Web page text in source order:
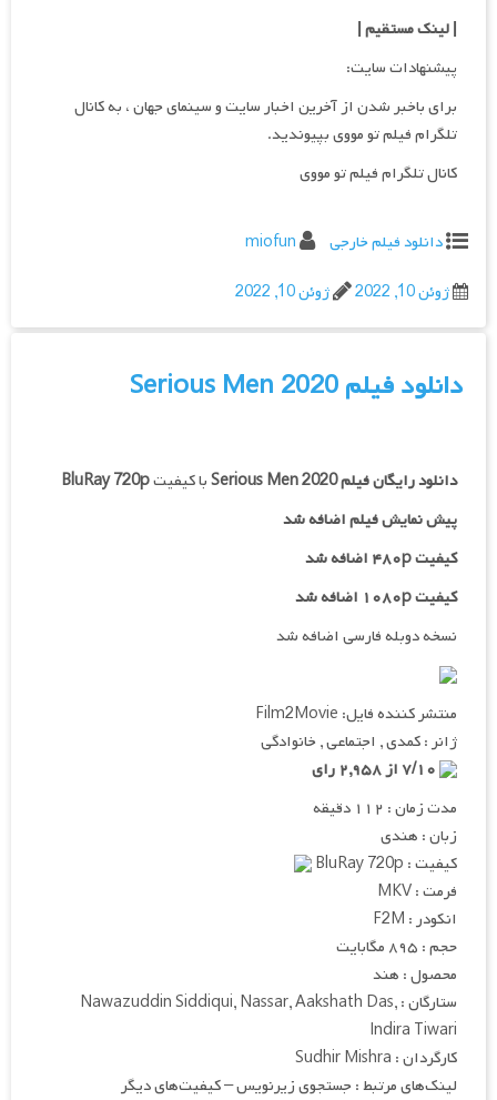
| لینک مستقیم|
پیشنهادات سایت:
برای باخبر شدن از آخرین اخبار سایت و سینمای جهان ، به کانال
تلگرام فیلم تو مووی بپیوندید.
کانال تلگرام فیلم تو مووی
دانلود فیلم خارجی
miofun
ژوئن 10, 2022
ژوئن 10, 2022
دانلود فیلم Serious Men 2020
دانلود رایگان فیلمSerious Men 2020با کیفیتBluRay 720p
پیش نمایش فیلم اضافه شد
کیفیت ۴۸۰p اضافه شد
کیفیت ۱۰۸۰p اضافه شد
نسخه دوبله فارسی اضافه شد
منتشر کننده فایل: Film2Movie
ژانر : کمدی , اجتماعی , خانوادگی
مدت زمان : ۱۱۲ دقیقه
زبان : هندی
کیفیت : BluRay 720p
فرمت : MKV
انکودر : F2M
حجم : ۸۹۵ مگابایت
محصول : هند
ستارگان : Nawazuddin Siddiqui, Nassar, Aakshath Das,
Indira Tiwari
کارگردان : Sudhir Mishra
لینک‌های مرتبط : جستجوی زیرنویس – کیفیت‌های دیگر